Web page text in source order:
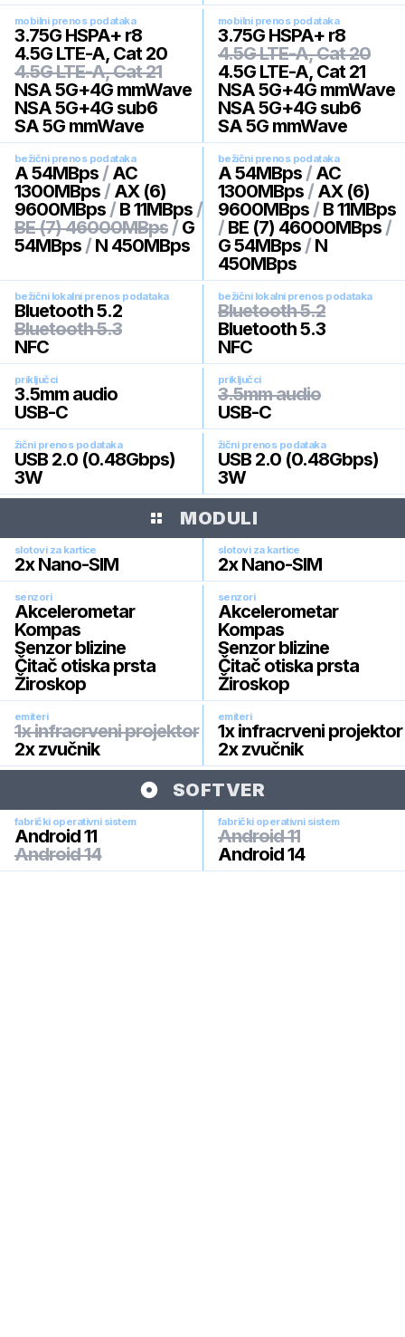
mobilni prenos podataka
3.75G HSPA+ r8
4.5G LTE-A, Cat 20
4.5G LTE-A, Cat 21
NSA 5G+4G mmWave
NSA 5G+4G sub6
SA 5G mmWave
mobilni prenos podataka
3.75G HSPA+ r8
4.5G LTE-A, Cat 20
4.5G LTE-A, Cat 21
NSA 5G+4G mmWave
NSA 5G+4G sub6
SA 5G mmWave
bežični prenos podataka
A 54MBps / AC
1300MBps / AX (6)
9600MBps / B 11MBps /
BE (7) 46000MBps / G
54MBps / N 450MBps
bežični prenos podataka
A 54MBps / AC
1300MBps / AX (6)
9600MBps / B 11MBps
/ BE (7) 46000MBps /
G 54MBps / N
450MBps
bežični lokalni prenos podataka
Bluetooth 5.2
Bluetooth 5.3
NFC
bežični lokalni prenos podataka
Bluetooth 5.2
Bluetooth 5.3
NFC
priključci
3.5mm audio
USB-C
priključci
3.5mm audio
USB-C
žični prenos podataka
USB 2.0 (0.48Gbps)
3W
žični prenos podataka
USB 2.0 (0.48Gbps)
3W
MODULI
slotovi za kartice
2x Nano-SIM
slotovi za kartice
2x Nano-SIM
senzori
Akcelerometar
Kompas
Senzor blizine
Čitač otiska prsta
Žiroskop
senzori
Akcelerometar
Kompas
Senzor blizine
Čitač otiska prsta
Žiroskop
emiteri
1x infracrveni projektor
2x zvučnik
emiteri
1x infracrveni projektor
2x zvučnik
SOFTVER
fabrički operativni sistem
Android 11
Android 14
fabrički operativni sistem
Android 11
Android 14